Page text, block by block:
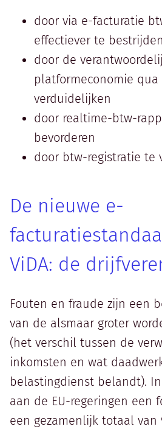
door via e-facturatie
effectiever te bestrijden
door de
platformeconomie
verduidelijken
door realtime-btw-
bevorderen
door btw-registratie te
De nieuwe e-
ViDA: de
Fouten en fraude zijn een
van de alsmaar groter
(het verschil tussen de
inkomsten en wat
belastingdienst belandt).
aan de EU-regeringen een
een gezamenlijk totaal van